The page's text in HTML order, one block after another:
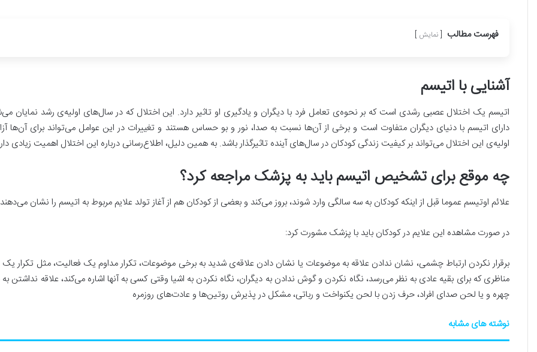
فهرست مطالب نمایش
آشنایی با اتیسم
اتیسم یک اختلال عصبی رشدی است که بر نحوه‌ی تعامل فرد با دیگران و یادگیری او تاثیر دارد. این اختلال که در سال‌های اولیه‌ی رشد نمایان
دارای اتیسم با دنیای دیگران متفاوت است و برخی از آن‌ها نسبت به صدا، نور و بو حساس هستند و تغییرات در این عوامل می‌تواند برای آن‌ها
اولیه‌ی این اختلال می‌تواند بر کیفیت زندگی کودکان در سال‌های آینده تاثیرگذار باشد. به همین دلیل، اطلاع‌رسانی درباره این اختلال اهمیت زیادی
چه موقع برای تشخیص اتیسم باید به پزشک مراجعه کرد؟
علائم اوتیسم عموما قبل از اینکه کودکان به سه سالگی وارد شوند، بروز می‎‌کند و بعضی از کودکان هم از آغاز تولد علایم مربوط به اتیسم را نشان می‌دهند.
در صورت مشاهده این علایم در کودکان باید با پزشک مشورت کرد:
برقرار نکردن ارتباط چشمی، نشان ندادن علاقه به موضوعات یا نشان دادن علاقه‌ی شدید به برخی موضوعات، تکرار مداوم یک فعالیت، مثل تکرار یک
مناظری که برای بقیه عادی به نظر می‌رسد، نگاه نکردن و گوش ندادن به دیگران، نگاه نکردن به اشیا وقتی کسی به آنها اشاره می‌کند، علاقه
چهره و یا لحن صدای افراد، حرف زدن با لحن یکنواخت و رباتی، مشکل در پذیرش روتین‌‎ها و عادت‌های روزمره
نوشته های مشابه